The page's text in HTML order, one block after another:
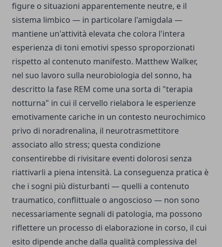
figure o situazioni apparentemente neutre, e il
sistema limbico — in particolare l'amigdala —
mantiene un'attività elevata che colora l'intera
esperienza di toni emotivi spesso sproporzionati
rispetto al contenuto manifesto. Matthew Walker,
nel suo lavoro sulla neurobiologia del sonno, ha
descritto la fase REM come una sorta di "terapia
notturna" in cui il cervello rielabora le esperienze
emotivamente cariche in un contesto neurochimico
privo di noradrenalina, il neurotrasmettitore
associato allo stress; questa condizione
consentirebbe di rivisitare eventi dolorosi senza
riattivarli a piena intensità. La conseguenza pratica è
che i sogni più disturbanti — quelli a contenuto
traumatico, conflittuale o angoscioso — non sono
necessariamente segnali di patologia, ma possono
riflettere un processo di elaborazione in corso, il cui
esito dipende anche dalla qualità complessiva del